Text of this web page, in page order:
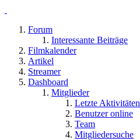
Forum
Interessante Beiträge
Filmkalender
Artikel
Streamer
Dashboard
Mitglieder
Letzte Aktivitäten
Benutzer online
Team
Mitgliedersuche